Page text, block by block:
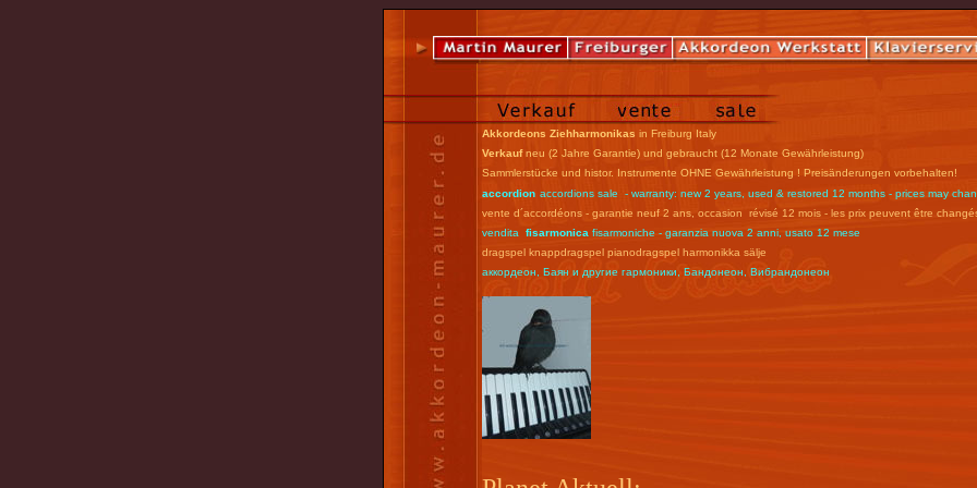
Akkordeons Ziehharmonikas in Freiburg Italy
Verkaufneu (2 Jahre Garantie) und gebraucht (12 Monate Gewährleistung)
Sammlerstücke und histor. Instrumente OHNE Gewährleistung ! Preisänderungen vorbehalten!
accordion accordions sale - warranty: new 2 years, used & restored 12 months - prices may
vente d´accordéons - garantie neuf 2 ans, occasion révisé 12 mois - les prix peuvent être
vendita fisarmonica fisarmoniche - garanzia nuova 2 anni, usato 12 mese
dragspel knappdragspel pianodragspel harmonikka sälje
аккордеон, Баян и другие гармоники, Бандонеон, Вибрандонеон